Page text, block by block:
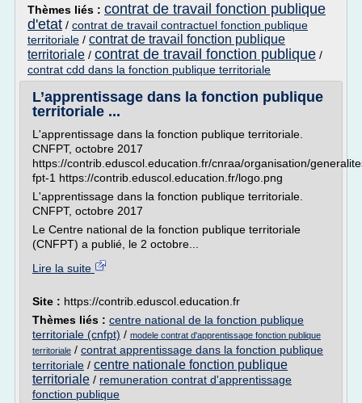
Thèmes liés : contrat de travail fonction publique
d'etat / contrat de travail contractuel fonction publique
territoriale / contrat de travail fonction publique
territoriale / contrat de travail fonction publique /
contrat cdd dans la fonction publique territoriale
L’apprentissage dans la fonction publique
territoriale ...
L'apprentissage dans la fonction publique territoriale.
CNFPT, octobre 2017
https://contrib.eduscol.education.fr/cnraa/organisation/
fpt-1 https://contrib.eduscol.education.fr/logo.png
L'apprentissage dans la fonction publique territoriale.
CNFPT, octobre 2017
Le Centre national de la fonction publique territoriale
(CNFPT) a publié, le 2 octobre...
Lire la suite
Site : https://contrib.eduscol.education.fr
Thèmes liés : centre national de la fonction publique
territoriale (cnfpt) / modele contrat d'apprentissage fonction publique
territoriale / contrat apprentissage dans la fonction publique
territoriale / centre nationale fonction publique
territoriale / remuneration contrat d'apprentissage
fonction publique